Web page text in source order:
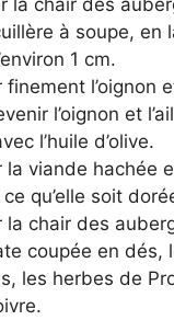
à soupe, en
1 cm.
l’oignon
l’oignon et
l’huile d’olive.
la viande hachée
ce qu’elle soit
la chair des
coupée en dés,
les herbes de